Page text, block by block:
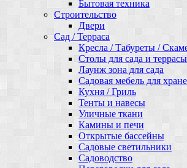
Бытовая техника
Строительство
Двери
Сад / Терраса
Кресла / Табуреты /
Столы для сада и террасы
Лаунж зона для сада
Садовая мебель для
Кухня / Гриль
Тенты и навесы
Уличные ткани
Камины и печи
Открытые бассейны
Садовые светильники
Садоводство